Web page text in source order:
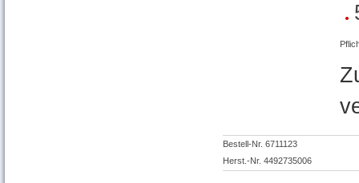
Bestell-Nr. 6711123
Herst.-Nr. 4492735006